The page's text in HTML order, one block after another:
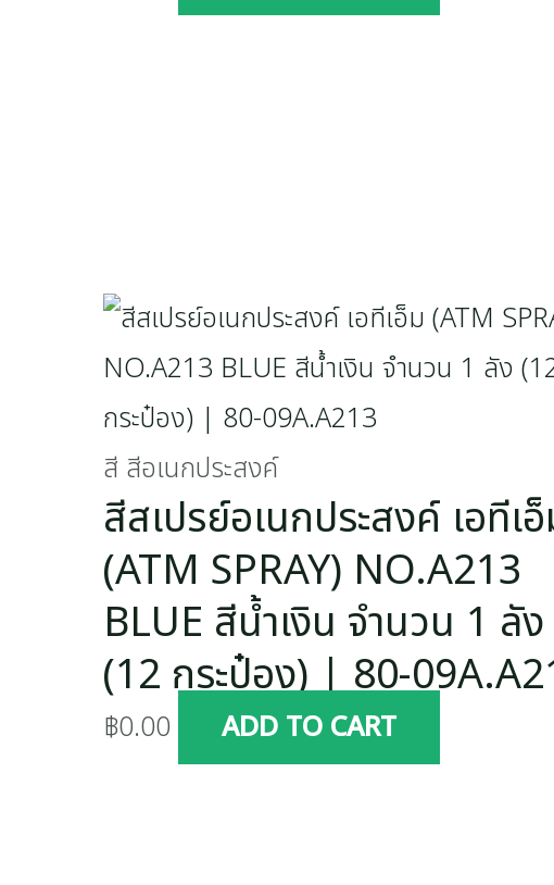
สี สีอเนกประสงค์
สีสเปรย์อเนกประสงค์ เอทีเ
(ATM SPRAY) NO.A213
BLUE สีน้ำเงิน จำนวน 1 ลัง
(12 กระป๋อง) | 80-
฿0.00 ADD TO CART